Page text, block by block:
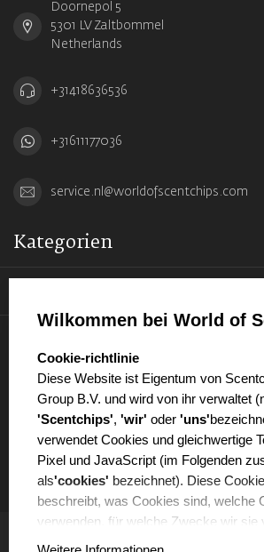
Doornepol 5
5301 LV Zaltbommel
Netherlands
+31418636536
+31611177036
service.nl@worldofscentchips.com
Kategorien
Wilkommen bei World of
select language
Cookie-richtlinie
Diese Website ist Eigentum von
Group B.V. und wird von ihr verwaltet
'Scentchips', 'wir' oder 'uns'
verwendet Cookies und gleichwertige
Pixel und JavaScript (im Folgenden
als'cookies' bezeichnet). Diese
beschreibt, was Cookies sind, welche
verwenden, für welche Zwecke wir sie
welchen Partnern wir dabei